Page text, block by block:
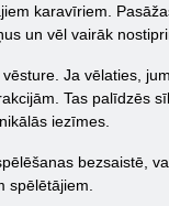
karavīriem.
un vēl vairāk
Ja vēlaties,
Tas palīdzēs
iezīmes.
bezsaistē,
spēlētājiem.